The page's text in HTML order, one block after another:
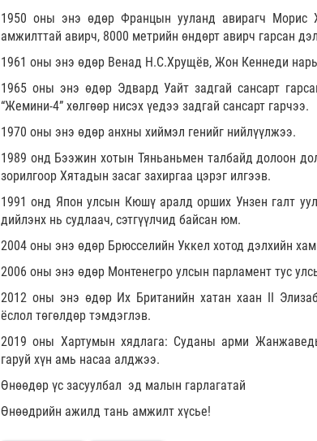
1950 оны энэ өдөр Францын ууланд авирагч Морис
амжилттай авирч, 8000 метрийн өндөрт авирч гарсан
1961 оны энэ өдөр Венад Н.С.Хрущёв, Жон Кеннеди
1965 оны энэ өдөр Эдвард Уайт задгай сансарт
“Жемини-4” хөлгөөр нисэх үедээ задгай сансарт гарчээ.
1970 оны энэ өдөр анхны хиймэл генийг нийлүүлжээ.
1989 онд Бээжин хотын Тяньаньмен талбайд долоон
зорилгоор Хятадын засаг захиргаа цэрэг илгээв.
1991 онд Япон улсын Кюшү аралд орших Унзен галт
дийлэнх нь судлаач, сэтгүүлчид байсан юм.
2004 оны энэ өдөр Брюсселийн Уккел хотод дэлхийн
2006 оны энэ өдөр Монтенегро улсын парламент тус
2012 оны энэ өдөр Их Британийн хатан хаан II
ёслол төгөлдөр тэмдэглэв.
2019 оны Хартумын хядлага: Суданы арми
гаруй хүн амь насаа алджээ.
Өнөөдөр үс засуулбал эд малын гарлагатай
Өнөөдрийн ажилд тань амжилт хүсье!